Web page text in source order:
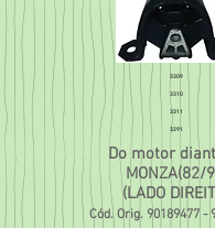
3309
3310
3311
3291
Do motor
MONZA(82/
(LADO
Cód. Orig. 90189477 -